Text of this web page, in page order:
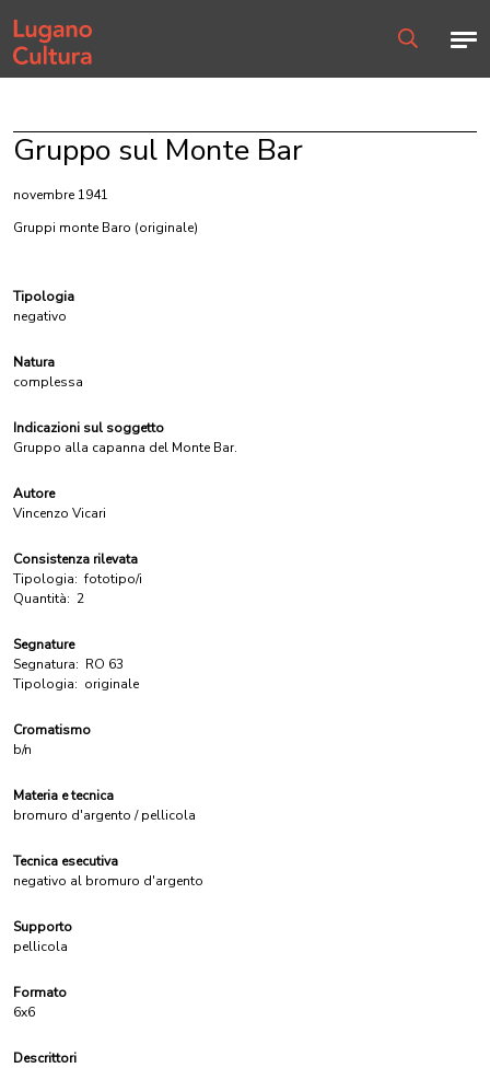
Home page
Gruppo sul Monte Bar
novembre 1941
Gruppi monte Baro (originale)
Tipologia
negativo
Natura
complessa
Indicazioni sul soggetto
Gruppo alla capanna del Monte Bar.
Autore
Vincenzo Vicari
Consistenza rilevata
Tipologia: fototipo/i
Quantità: 2
Segnature
Segnatura: RO 63
Tipologia: originale
Cromatismo
b/n
Materia e tecnica
bromuro d'argento / pellicola
Tecnica esecutiva
negativo al bromuro d'argento
Supporto
pellicola
Formato
6x6
Descrittori